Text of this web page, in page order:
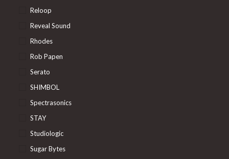
Reloop
Reveal Sound
Rhodes
Rob Papen
Serato
SHIMBOL
Spectrasonics
STAY
Studiologic
Sugar Bytes